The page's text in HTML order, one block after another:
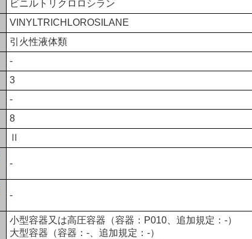
ビニルトリクロロシラン
VINYLTRICHLOROSILANE
引火性液体類
-
3
-
8
Ⅱ
-
-
小型容器又は高圧容器（容器：P010、追加規定：-）
大型容器（容器：-、追加規定：-）